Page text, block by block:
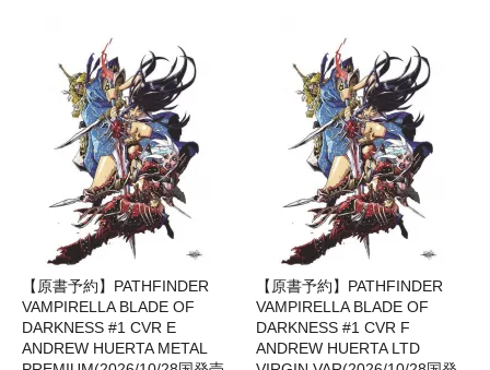
【原書予約】PATHFINDER
VAMPIRELLA BLADE OF
DARKNESS #1 CVR E
ANDREW HUERTA METAL
【原書予約】PATHFINDER
VAMPIRELLA BLADE OF
DARKNESS #1 CVR F
ANDREW HUERTA LTD